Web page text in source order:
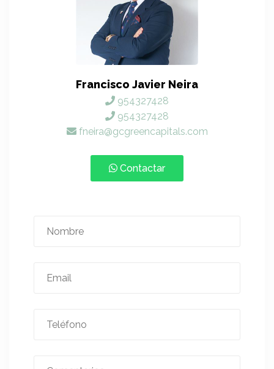
Francisco Javier Neira
954327428
954327428
fneira@gcgreencapitals.com
Contactar